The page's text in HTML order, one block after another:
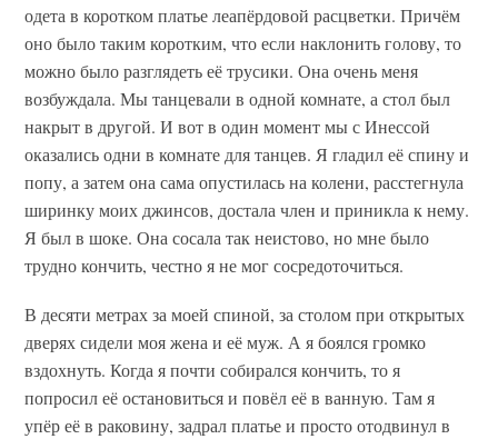
одета в коротком платье леапёрдовой расцветки. Причём
оно было таким коротким, что если наклонить голову, то
можно было разглядеть её трусики. Она очень меня
возбуждала. Мы танцевали в одной комнате, а стол был
накрыт в другой. И вот в один момент мы с Инессой
оказались одни в комнате для танцев. Я гладил её спину и
попу, а затем она сама опустилась на колени, расстегнула
ширинку моих джинсов, достала член и приникла к нему.
Я был в шоке. Она сосала так неистово, но мне было
трудно кончить, честно я не мог сосредоточиться.
В десяти метрах за моей спиной, за столом при открытых
дверях сидели моя жена и её муж. А я боялся громко
вздохнуть. Когда я почти собирался кончить, то я
попросил её остановиться и повёл её в ванную. Там я
упёр её в раковину, задрал платье и просто отодвинул в